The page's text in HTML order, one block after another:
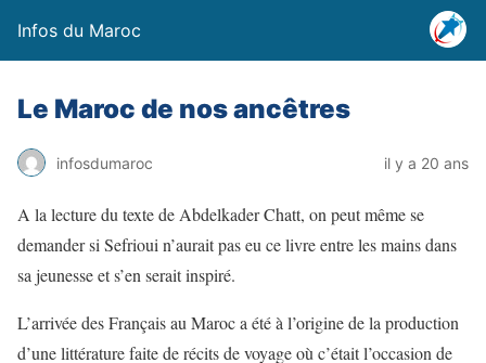
Infos du Maroc
Le Maroc de nos ancêtres
infosdumaroc il y a 20 ans
A la lecture du texte de Abdelkader Chatt, on peut même se
demander si Sefrioui n’aurait pas eu ce livre entre les mains dans
sa jeunesse et s’en serait inspiré.
L’arrivée des Français au Maroc a été à l’origine de la production
d’une littérature faite de récits de voyage où c’était l’occasion de